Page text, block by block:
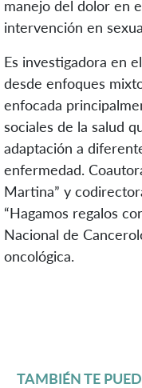
manejo del dolor en
intervención en
Es investigadora en
desde enfoques
enfocada
sociales de la salud
adaptación a
enfermedad.
Martina” y
“Hagamos regalos
Nacional de
oncológica.
TAMBIÉN TE